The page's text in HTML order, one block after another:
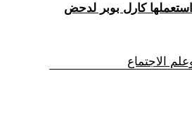
استعملها كارل بوبر لدحض
الاجتماع